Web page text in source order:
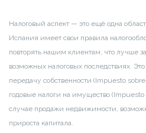
Налоговый аспект — это ещё одна
Испания имеет свои правила
повторять нашим клиентам, что лучше
возможных налоговых последствиях.
передачу собственности (Impuesto
годовые налоги на имущество
случае продажи недвижимости,
прироста капитала.